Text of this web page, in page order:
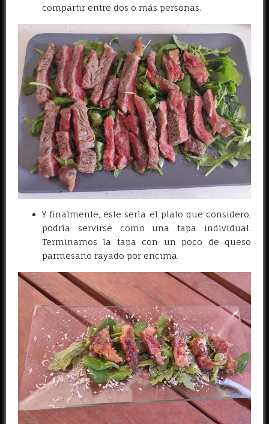
compartir entre dos o más personas.
Y finalmente, este sería el plato que considero,
podría servirse como una tapa individual.
Terminamos la tapa con un poco de queso
parmesano rayado por encima.